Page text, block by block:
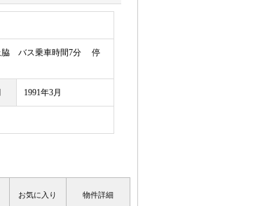
バス乗車時間7分 停
1991年3月
お気に入り 物件詳細